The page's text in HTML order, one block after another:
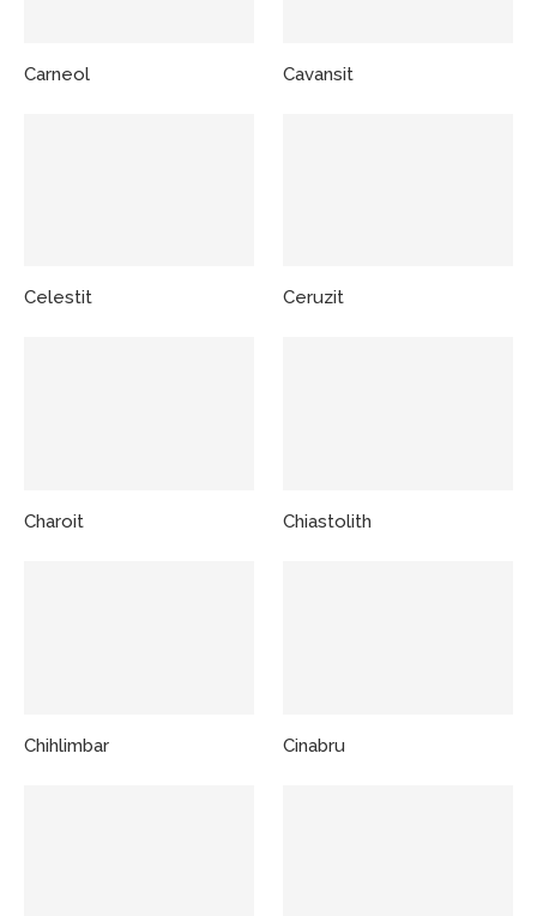
Carneol Cavansit
Celestit Ceruzit
Charoit Chiastolith
Chihlimbar Cinabru